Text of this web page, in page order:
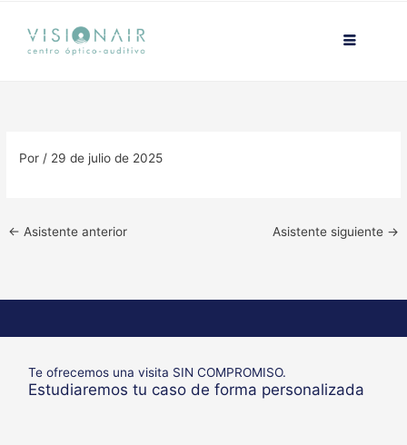
contenido
Por/ 29 de julio de 2025
← Asistente anterior Asistente siguiente →
Te ofrecemos una visita SIN COMPROMISO.
Estudiaremos tu caso de forma personalizada